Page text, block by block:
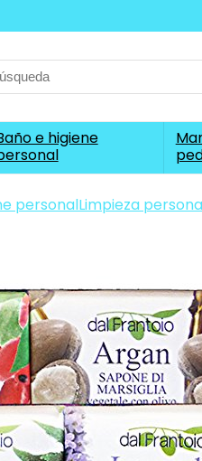
e higiene
personalLimpieza